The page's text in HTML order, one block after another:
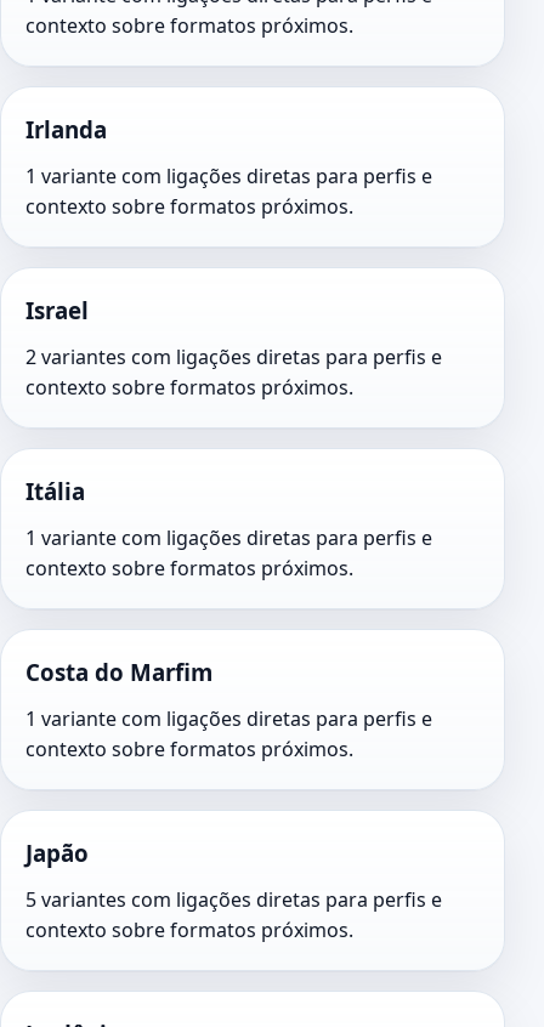
contexto sobre formatos próximos.
Irlanda
1 variante com ligações diretas para perfis e
contexto sobre formatos próximos.
Israel
2 variantes com ligações diretas para perfis e
contexto sobre formatos próximos.
Itália
1 variante com ligações diretas para perfis e
contexto sobre formatos próximos.
Costa do Marfim
1 variante com ligações diretas para perfis e
contexto sobre formatos próximos.
Japão
5 variantes com ligações diretas para perfis e
contexto sobre formatos próximos.